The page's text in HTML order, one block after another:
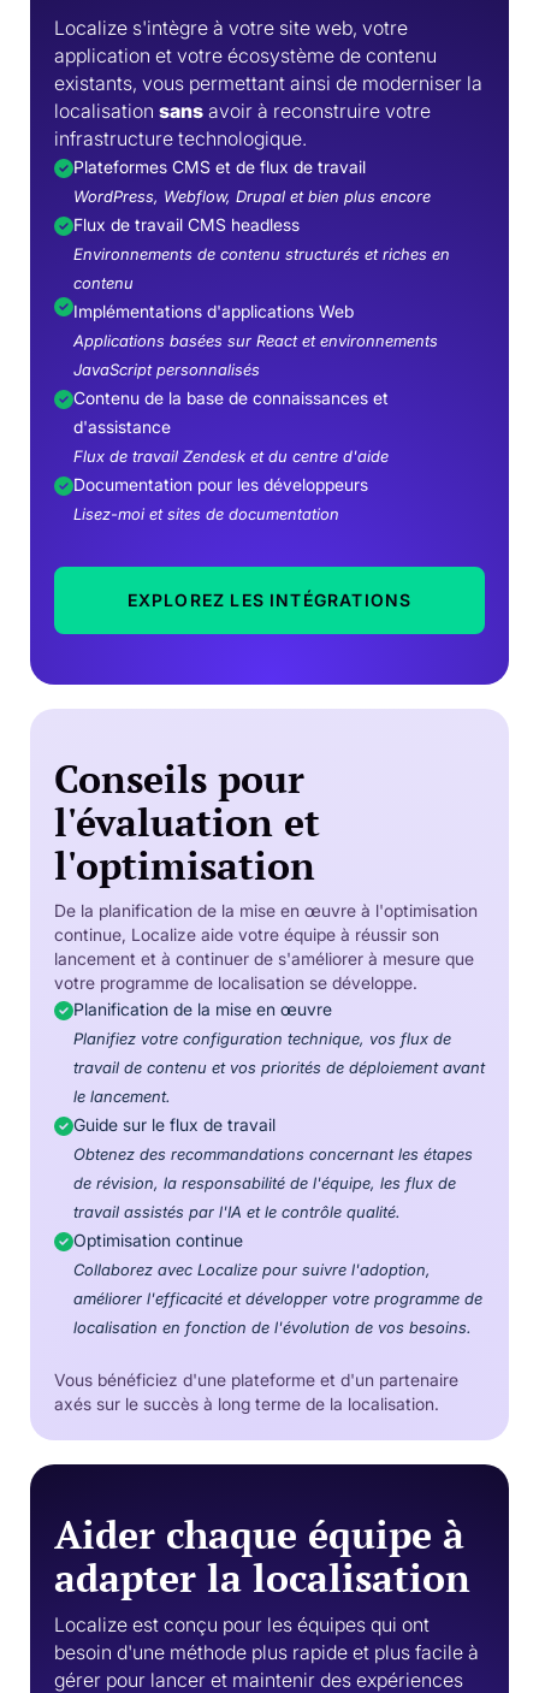
Localize s'intègre à votre site web, votre
application et votre écosystème de contenu
existants, vous permettant ainsi de moderniser la
localisation sans avoir à reconstruire votre
infrastructure technologique.
Plateformes CMS et de flux de travail
WordPress, Webflow, Drupal et bien plus encore
Flux de travail CMS headless
Environnements de contenu structurés et riches en
contenu
Implémentations d'applications Web
Applications basées sur React et environnements
JavaScript personnalisés
Contenu de la base de connaissances et
d'assistance
Flux de travail Zendesk et du centre d'aide
Documentation pour les développeurs
Lisez-moi et sites de documentation
EXPLOREZ LES INTÉGRATIONS
Conseils pour
l'évaluation et
l'optimisation
De la planification de la mise en œuvre à l'optimisation
continue, Localize aide votre équipe à réussir son
lancement et à continuer de s'améliorer à mesure que
votre programme de localisation se développe.
Planification de la mise en œuvre
Planifiez votre configuration technique, vos flux de
travail de contenu et vos priorités de déploiement avant
le lancement.
Guide sur le flux de travail
Obtenez des recommandations concernant les étapes
de révision, la responsabilité de l'équipe, les flux de
travail assistés par l'IA et le contrôle qualité.
Optimisation continue
Collaborez avec Localize pour suivre l'adoption,
améliorer l'efficacité et développer votre programme de
localisation en fonction de l'évolution de vos besoins.
Vous bénéficiez d'une plateforme et d'un partenaire
axés sur le succès à long terme de la localisation.
Aider chaque équipe à
adapter la localisation
Localize est conçu pour les équipes qui ont
besoin d'une méthode plus rapide et plus facile à
gérer pour lancer et maintenir des expériences